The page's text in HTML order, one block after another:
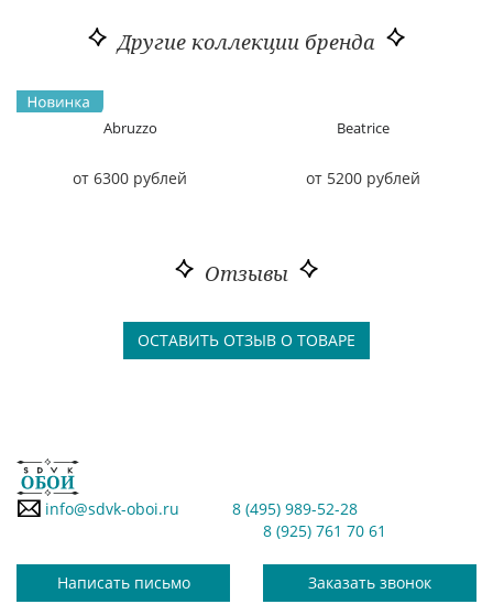
Другие коллекции бренда
Abruzzo
от 6300 рублей
Beatrice
от 5200 рублей
Отзывы
ОСТАВИТЬ ОТЗЫВ О ТОВАРЕ
info@sdvk-oboi.ru
8 (495) 989-52-28
8 (925) 761 70 61
Написать письмо Заказать звонок